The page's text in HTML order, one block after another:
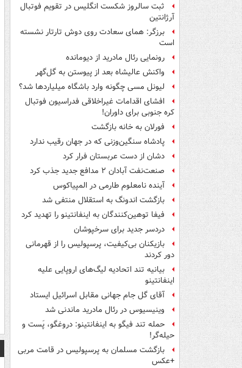
ثبت سالروز شکست انگلیس در تقویم فوتبال
آرژانتین
برزگر: همای سعادت روی دوش تارتار نشسته
است
رونمایی رئال مادرید از دیومانده
واکنش عالیشاه بعد از پیوستن به گل‌گهر
لیونل مسی چگونه وارد باشگاه میلیاردها شد؟
افشای اقدامات غیراخلاقی فدراسیون فوتبال
کره جنوبی برای داوران!
فورلان به خانه بازگشت
پادشاه سنگین‌وزنی که در جهان رقیب ندارد
دشان از دست عربستان فرار کرد
صنعت‌نفت آبادان ۲ مدافع جدید جذب کرد
آینده نامعلوم طارمی در المپیاکوس
بازگشت اندونگ به استقلال منتفی شد
فیفا توهین‌کنندگان به اینفانتینو را تهدید کرد
دردسر جدید برای سرخپوشان
بازیکنان بی‌کیفیت، پرسپولیس را از قهرمانی
دور کردند
بیانیه تند اتحادیه لیگ‌های اروپایی علیه
اینفانتینو
آقای گل جام جهانی مقابل اسرائیل ایستاد
وینیسیوس در رئال مادرید ماندنی شد
حمله تند فیگو به اینفانتینو: دروغگو، پَست‌ و
حیله‌گر!
بازگشت مسلمان به پرسپولیس در قامت مربی
+عکس